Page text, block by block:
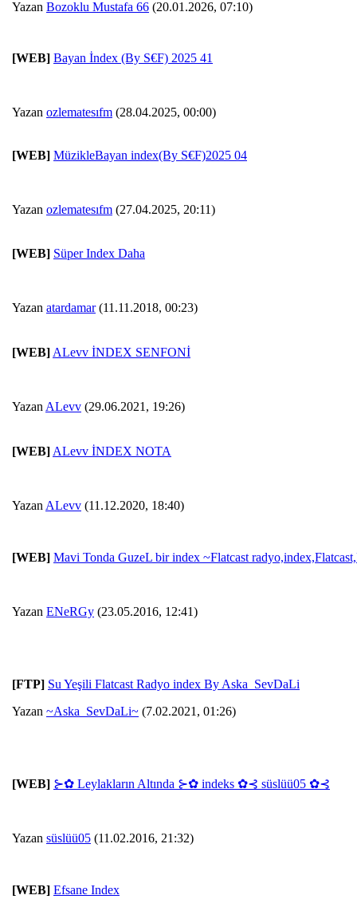
Yazan Bozoklu Mustafa 66 (20.01.2026, 07:10)
[WEB] Bayan İndex (By S€F) 2025 41
Yazan ozlematesıfm (28.04.2025, 00:00)
[WEB] MüzikleBayan index(By S€F)2025 04
Yazan ozlematesıfm (27.04.2025, 20:11)
[WEB] Süper Index Daha
Yazan atardamar(11.11.2018, 00:23)
[WEB] ALevv İNDEX SENFONİ
Yazan ALevv (29.06.2021, 19:26)
[WEB] ALevv İNDEX NOTA
Yazan ALevv (11.12.2020, 18:40)
[WEB] Mavi Tonda GuzeL bir index ~Flatcast
Yazan ENeRGy (23.05.2016, 12:41)
[FTP] Su Yeşili Flatcast Radyo index By Aska_SevDaLi
Yazan ~Aska_SevDaLi~ (7.02.2021, 01:26)
[WEB] ⊱✿ Leylakların Altında ⊱✿ indeks ✿⊰ süslüü05 ✿⊰
Yazan süslüü05 (11.02.2016, 21:32)
[WEB] Efsane Index